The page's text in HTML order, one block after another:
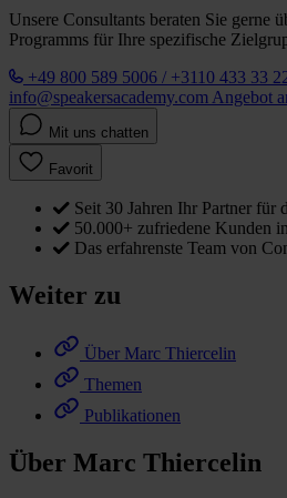
Unsere Consultants beraten Sie gerne
Programms für Ihre spezifische
+49 800 589 5006 / +3110 433 33
info@speakersacademy.com Angebot
Mit uns chatten
Favorit
Seit 30 Jahren Ihr Partner für
50.000+ zufriedene Kunden
Das erfahrenste Team von
Weiter zu
Über Marc Thiercelin
Themen
Publikationen
Über Marc Thiercelin